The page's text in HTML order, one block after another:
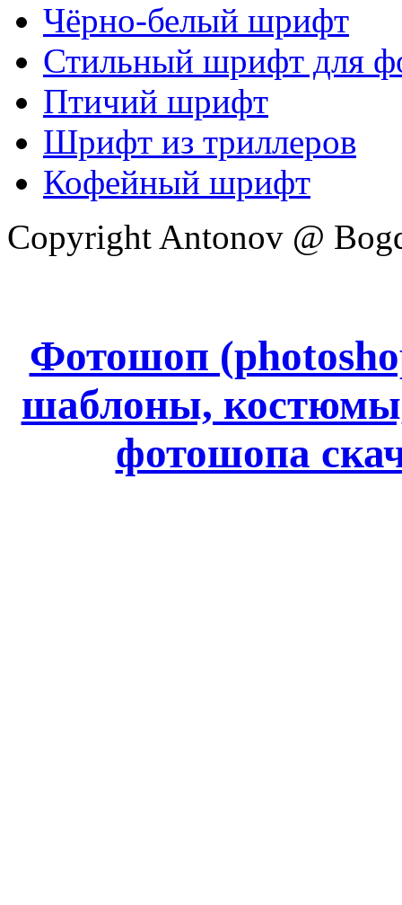
Чёрно-белый шрифт
Стильный шрифт для
Птичий шрифт
Шрифт из триллеров
Кофейный шрифт
Copyright Antonov @
Фотошоп
шаблоны,
фотошопа